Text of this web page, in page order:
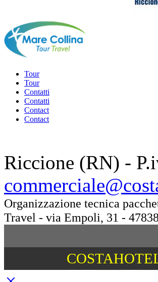
Tour
Tour
Contatti
Contatti
Contact
Contact
Riccione (RN) -
Organizzazione tecnica
Travel - via Empoli, 31 -